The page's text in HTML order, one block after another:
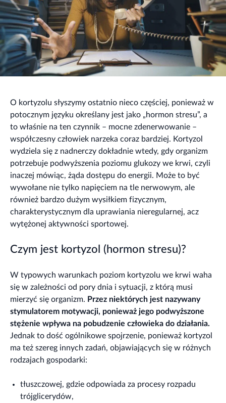
O kortyzolu słyszymy ostatnio nieco częściej, ponieważ w
potocznym języku określany jest jako „hormon stresu”, a
to właśnie na ten czynnik – mocne zdenerwowanie –
współczesny człowiek narzeka coraz bardziej. Kortyzol
wydziela się z nadnerczy dokładnie wtedy, gdy organizm
potrzebuje podwyższenia poziomu glukozy we krwi, czyli
inaczej mówiąc, żąda dostępu do energii. Może to być
wywołane nie tylko napięciem na tle nerwowym, ale
również bardzo dużym wysiłkiem fizycznym,
charakterystycznym dla uprawiania nieregularnej, acz
wytężonej aktywności sportowej.
Czym jest kortyzol (hormon stresu)?
W typowych warunkach poziom kortyzolu we krwi waha
się w zależności od pory dnia i sytuacji, z którą musi
mierzyć się organizm. Przez niektórych jest nazywany
stymulatorem motywacji, ponieważ jego podwyższone
stężenie wpływa na pobudzenie człowieka do działania.
Jednak to dość ogólnikowe spojrzenie, ponieważ kortyzol
ma też szereg innych zadań, objawiających się w różnych
rodzajach gospodarki:
tłuszczowej, gdzie odpowiada za procesy rozpadu
trójglicerydów,